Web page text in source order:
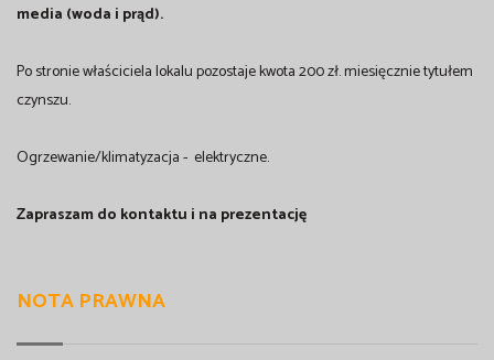
media (woda i prąd).
Po stronie właściciela lokalu pozostaje kwota 200 zł. miesięcznie tytułem
czynszu.
Ogrzewanie/klimatyzacja - elektryczne.
Zapraszam do kontaktu i na prezentację
NOTA PRAWNA